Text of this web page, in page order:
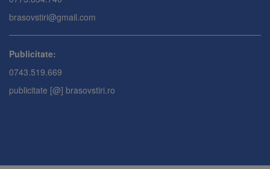
brasovstiri@gmail.com
Publicitate:
0743.519.669
publicitate [@] brasovstiri.ro